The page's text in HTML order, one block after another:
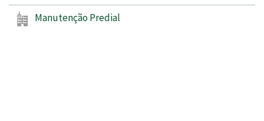
Manutenção Predial